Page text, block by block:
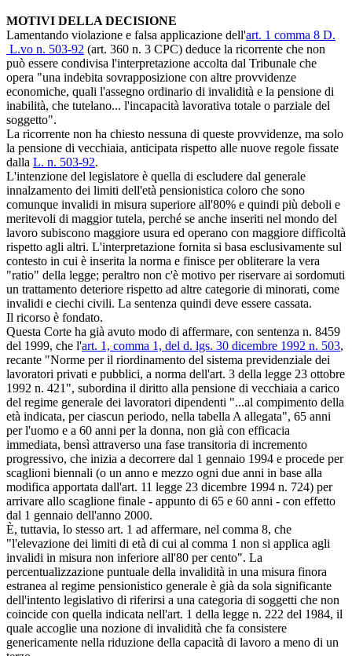
MOTIVI DELLA DECISIONE
Lamentando violazione e falsa applicazione dell'art. 1 comma 8 D.
L.vo n. 503-92 (art. 360 n. 3 CPC) deduce la ricorrente che non
può essere condivisa l'interpretazione accolta dal Tribunale che
opera "una indebita sovrapposizione con altre provvidenze
economiche, quali l'assegno ordinario di invalidità e la pensione di
inabilità, che tutelano... l'incapacità lavorativa totale o parziale del
soggetto".
La ricorrente non ha chiesto nessuna di queste provvidenze, ma solo
la pensione di vecchiaia, anticipata rispetto alle nuove regole fissate
dalla L. n. 503-92.
L'intenzione del legislatore è quella di escludere dal generale
innalzamento dei limiti dell'età pensionistica coloro che sono
comunque invalidi in misura superiore all'80% e quindi più deboli e
meritevoli di maggior tutela, perché se anche inseriti nel mondo del
lavoro subiscono maggiore usura ed operano con maggiore difficoltà
rispetto agli altri. L'interpretazione fornita si basa esclusivamente sul
contesto in cui è inserita la norma e finisce per obliterare la vera
"ratio" della legge; peraltro non c'è motivo per riservare ai sordomuti
un trattamento deteriore rispetto ad altre categorie di minorati, come
invalidi e ciechi civili. La sentenza quindi deve essere cassata.
Il ricorso è fondato.
Questa Corte ha già avuto modo di affermare, con sentenza n. 8459
del 1999, che l'art. 1, comma 1, del d. lgs. 30 dicembre 1992 n. 503,
recante "Norme per il riordinamento del sistema previdenziale dei
lavoratori privati e pubblici, a norma dell'art. 3 della legge 23 ottobre
1992 n. 421", subordina il diritto alla pensione di vecchiaia a carico
del regime generale dei lavoratori dipendenti "...al compimento della
età indicata, per ciascun periodo, nella tabella A allegata", 65 anni
per l'uomo e a 60 anni per la donna, non già con efficacia
immediata, bensì attraverso una fase transitoria di incremento
progressivo, che inizia a decorrere dal 1 gennaio 1994 e procede per
scaglioni biennali (o un anno e mezzo ogni due anni in base alla
modifica apportata dall'art. 11 legge 23 dicembre 1994 n. 724) per
arrivare allo scaglione finale - appunto di 65 e 60 anni - con effetto
dal 1 gennaio dell'anno 2000.
È, tuttavia, lo stesso art. 1 ad affermare, nel comma 8, che
"l'elevazione dei limiti di età di cui al comma 1 non si applica agli
invalidi in misura non inferiore all'80 per cento". La
percentualizzazione puntuale della invalidità in una misura finora
estranea al regime pensionistico generale è già da sola significante
dell'intento legislativo di riferirsi a una categoria di soggetti che non
coincide con quella indicata nell'art. 1 della legge n. 222 del 1984, il
quale accoglie una nozione di invalidità che fa consistere
genericamente nella riduzione della capacità di lavoro a meno di un